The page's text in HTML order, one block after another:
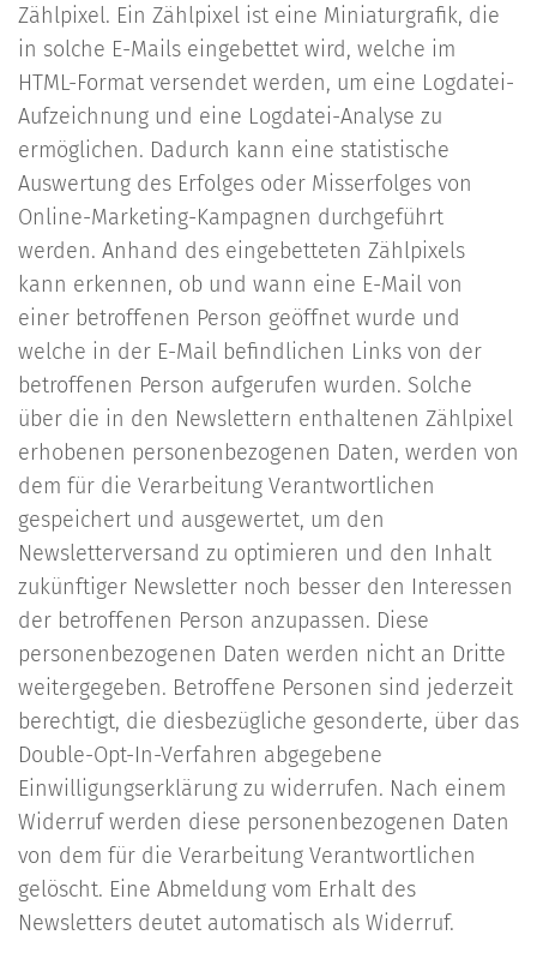
Zählpixel. Ein Zählpixel ist eine Miniaturgrafik, die
in solche E-Mails eingebettet wird, welche im
HTML-Format versendet werden, um eine Logdatei-
Aufzeichnung und eine Logdatei-Analyse zu
ermöglichen. Dadurch kann eine statistische
Auswertung des Erfolges oder Misserfolges von
Online-Marketing-Kampagnen durchgeführt
werden. Anhand des eingebetteten Zählpixels
kann erkennen, ob und wann eine E-Mail von
einer betroffenen Person geöffnet wurde und
welche in der E-Mail befindlichen Links von der
betroffenen Person aufgerufen wurden. Solche
über die in den Newslettern enthaltenen Zählpixel
erhobenen personenbezogenen Daten, werden von
dem für die Verarbeitung Verantwortlichen
gespeichert und ausgewertet, um den
Newsletterversand zu optimieren und den Inhalt
zukünftiger Newsletter noch besser den Interessen
der betroffenen Person anzupassen. Diese
personenbezogenen Daten werden nicht an Dritte
weitergegeben. Betroffene Personen sind jederzeit
berechtigt, die diesbezügliche gesonderte, über das
Double-Opt-In-Verfahren abgegebene
Einwilligungserklärung zu widerrufen. Nach einem
Widerruf werden diese personenbezogenen Daten
von dem für die Verarbeitung Verantwortlichen
gelöscht. Eine Abmeldung vom Erhalt des
Newsletters deutet automatisch als Widerruf.